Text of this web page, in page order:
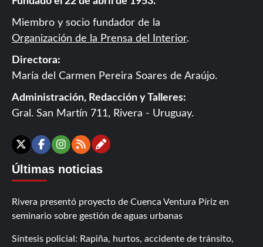
Miembro y socio fundador de la
Organización de la Prensa del Interior.
Directora:
María del Carmen Pereira Soares de Araújo.
Administración, Redacción y Talleres:
Gral. San Martín 711, Rivera - Uruguay.
X Facebook
Instagram
RSSContáctanos
Últimas noticias
Rivera presentó proyecto de Cuenca Ventura Píriz en
seminario sobre gestión de aguas urbanas
Síntesis policial: Rapiña, hurtos, accidente de tránsito,